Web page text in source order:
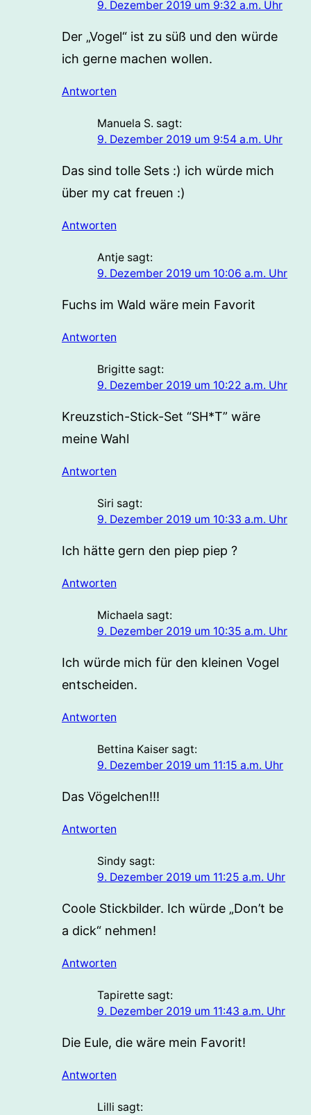
9. Dezember 2019 um 9:32 a.m. Uhr
Der „Vogel“ ist zu süß und den würde
ich gerne machen wollen.
Antworten
Manuela S. sagt:
9. Dezember 2019 um 9:54 a.m. Uhr
Das sind tolle Sets :) ich würde mich
über my cat freuen :)
Antworten
Antje sagt:
9. Dezember 2019 um 10:06 a.m. Uhr
Fuchs im Wald wäre mein Favorit
Antworten
Brigitte sagt:
9. Dezember 2019 um 10:22 a.m. Uhr
Kreuzstich-Stick-Set “SH*T” wäre
meine Wahl
Antworten
Siri sagt:
9. Dezember 2019 um 10:33 a.m. Uhr
Ich hätte gern den piep piep ?
Antworten
Michaela sagt:
9. Dezember 2019 um 10:35 a.m. Uhr
Ich würde mich für den kleinen Vogel
entscheiden.
Antworten
Bettina Kaiser sagt:
9. Dezember 2019 um 11:15 a.m. Uhr
Das Vögelchen!!!
Antworten
Sindy sagt:
9. Dezember 2019 um 11:25 a.m. Uhr
Coole Stickbilder. Ich würde „Don’t be
a dick“ nehmen!
Antworten
Tapirette sagt:
9. Dezember 2019 um 11:43 a.m. Uhr
Die Eule, die wäre mein Favorit!
Antworten
Lilli sagt: